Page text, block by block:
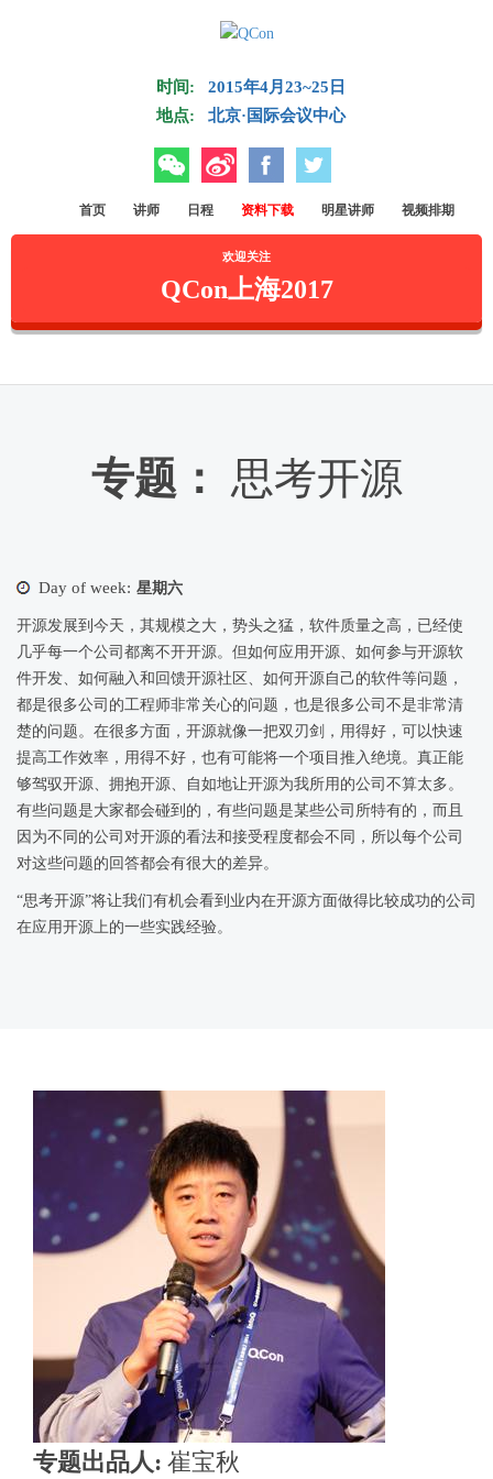
时间:
2015年4月23~25日
地点:
北京·国际会议中心
微信 微博 Facebook
首页 讲师 日程 资料下载 明星讲师 视频排期
欢迎关注
QCon上海2017
专题： 思考开源
Day of week: 星期六
开源发展到今天，其规模之大，势头之猛，软件质量之高，已经使
几乎每一个公司都离不开开源。但如何应用开源、如何参与开源软
件开发、如何融入和回馈开源社区、如何开源自己的软件等问题，
都是很多公司的工程师非常关心的问题，也是很多公司不是非常清
楚的问题。在很多方面，开源就像一把双刃剑，用得好，可以快速
提高工作效率，用得不好，也有可能将一个项目推入绝境。真正能
够驾驭开源、拥抱开源、自如地让开源为我所用的公司不算太多。
有些问题是大家都会碰到的，有些问题是某些公司所特有的，而且
因为不同的公司对开源的看法和接受程度都会不同，所以每个公司
对这些问题的回答都会有很大的差异。
“思考开源”将让我们有机会看到业内在开源方面做得比较成功的公司
在应用开源上的一些实践经验。
专题出品人: 崔宝秋